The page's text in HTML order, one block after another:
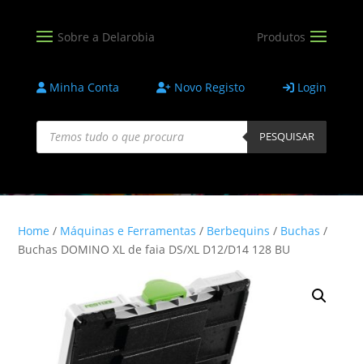
Minha Conta Novo Registo Login
Products
search PESQUISAR
Home / Máquinas e Ferramentas / Berbequins / Buchas /
Buchas DOMINO XL de faia DS/XL D12/D14 128 BU